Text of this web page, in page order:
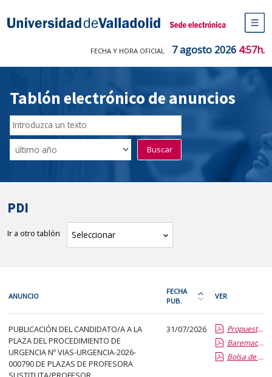
Sede electrónica Universidad de
de
FECHA Y HORA OFICIAL 7 agosto 2026 4:57h.
Tablón electrónico de anuncios
Buscador
del
Tablón
Filtro
de
Buscar
PDI
Ir a otro tablón Seleccionar tablón
cada
fila
de
la
siguiente
tabla
ANUNCIO
FECHA
PUB.
Ordena
la
tabla
por
fecha
VER
PUBLICACIÓN DEL CANDIDATO/A A LA
PLAZA DEL PROCEDIMIENTO DE
URGENCIA Nº VIAS-URGENCIA-2026-
000790 DE PLAZAS DE PROFESORA
31/07/2026
Propuesta Formal de Contratacion por Vias de Urgencia
Baremacion de Candidatos
Bolsa de Empleo